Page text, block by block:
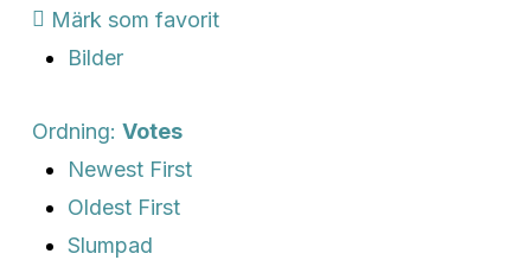
Märk som favorit
Bilder
Ordning: Votes
Newest First
Oldest First
Slumpad